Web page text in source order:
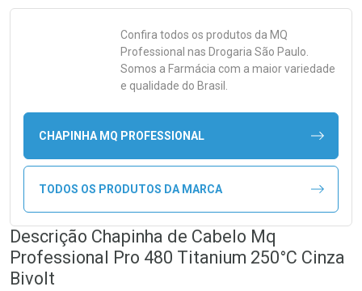
Confira todos os produtos da MQ
Professional nas Drogaria São Paulo.
Somos a Farmácia com a maior variedade
e qualidade do Brasil.
CHAPINHA MQ PROFESSIONAL
TODOS OS PRODUTOS DA MARCA
Descrição Chapinha de Cabelo Mq
Professional Pro 480 Titanium 250°C Cinza
Bivolt